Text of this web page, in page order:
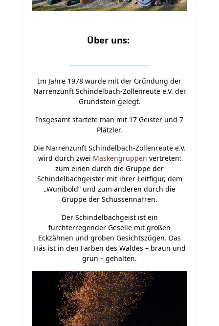
Über uns:
Im Jahre 1978 wurde mit der Gründung der
Narrenzunft Schindelbach-Zollenreute e.V. der
Grundstein gelegt.
Insgesamt startete man mit 17 Geister und 7
Plätzler.
Die Narrenzunft Schindelbach-Zollenreute e.V.
wird durch zwei Maskengruppen vertreten:
zum einen durch die Gruppe der
Schindelbachgeister mit ihrer Leitfigur, dem
„Wunibold“ und zum anderen durch die
Gruppe der Schussennarren.
Der Schindelbachgeist ist ein
furchterregender Geselle mit großen
Eckzähnen und groben Gesichtszügen. Das
Häs ist in den Farben des Waldes – braun und
grün – gehalten.